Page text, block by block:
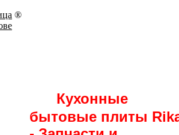
®
Кухонные
бытовые плиты